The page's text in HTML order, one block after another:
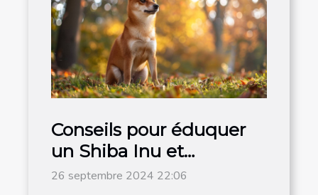
Conseils pour éduquer
un Shiba Inu et
renforcer son obéissance
26 septembre 2024 22:06